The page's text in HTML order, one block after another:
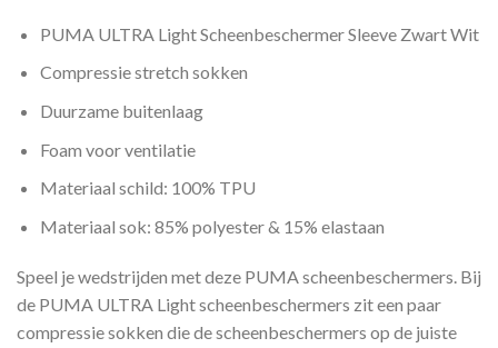
PUMA ULTRA Light Scheenbeschermer Sleeve Zwart Wit
Compressie stretch sokken
Duurzame buitenlaag
Foam voor ventilatie
Materiaal schild: 100% TPU
Materiaal sok: 85% polyester & 15% elastaan
Speel je wedstrijden met deze PUMA scheenbeschermers. Bij
de PUMA ULTRA Light scheenbeschermers zit een paar
compressie sokken die de scheenbeschermers op de juiste